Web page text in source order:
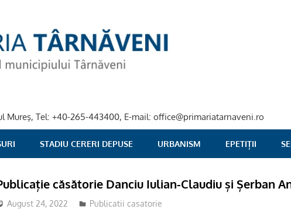
Mureş, Tel: +40-265-443400, E-mail: office@primariatarnaveni.ro
STADIU CERERI DEPUSE URBANISM EPETIȚII
căsătorie Danciu Iulian-Claudiu și Șerban
August 24, 2022 stciv
Publicatii casatorie